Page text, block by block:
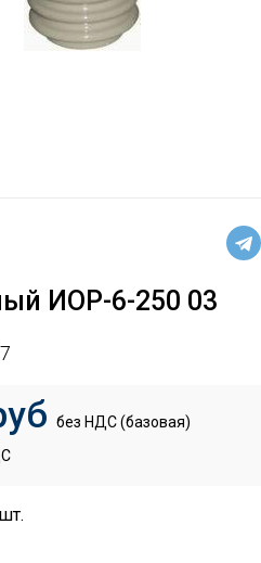
ИОР-6-250 03
без НДС (базовая)